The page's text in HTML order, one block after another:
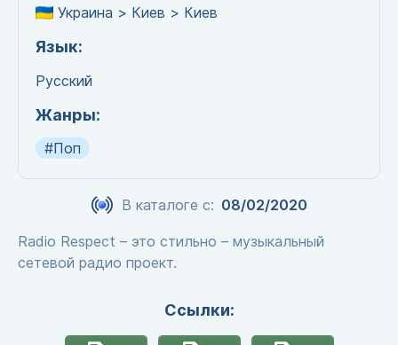
Украина > Киев > Киев
Язык:
Русский
Жанры:
#Поп
В каталоге с: 08/02/2020
Radio Respect – это стильно – музыкальный
сетевой радио проект.
Ссылки: